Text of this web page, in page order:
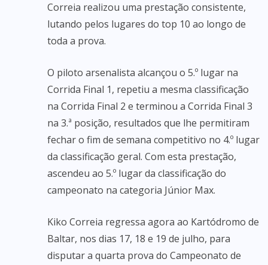
Correia realizou uma prestação consistente,
lutando pelos lugares do top 10 ao longo de
toda a prova.
O piloto arsenalista alcançou o 5.º lugar na
Corrida Final 1, repetiu a mesma classificação
na Corrida Final 2 e terminou a Corrida Final 3
na 3.ª posição, resultados que lhe permitiram
fechar o fim de semana competitivo no 4.º lugar
da classificação geral. Com esta prestação,
ascendeu ao 5.º lugar da classificação do
campeonato na categoria Júnior Max.
Kiko Correia regressa agora ao Kartódromo de
Baltar, nos dias 17, 18 e 19 de julho, para
disputar a quarta prova do Campeonato de